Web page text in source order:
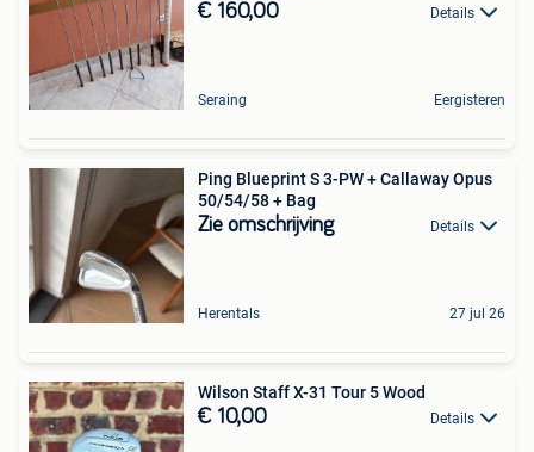
€ 160,00 Details
Seraing Eergisteren
Ping Blueprint S 3-PW + Callaway Opus
50/54/58 + Bag
Zie omschrijving Details
Herentals 27 jul 26
Wilson Staff X-31 Tour 5 Wood
€ 10,00 Details